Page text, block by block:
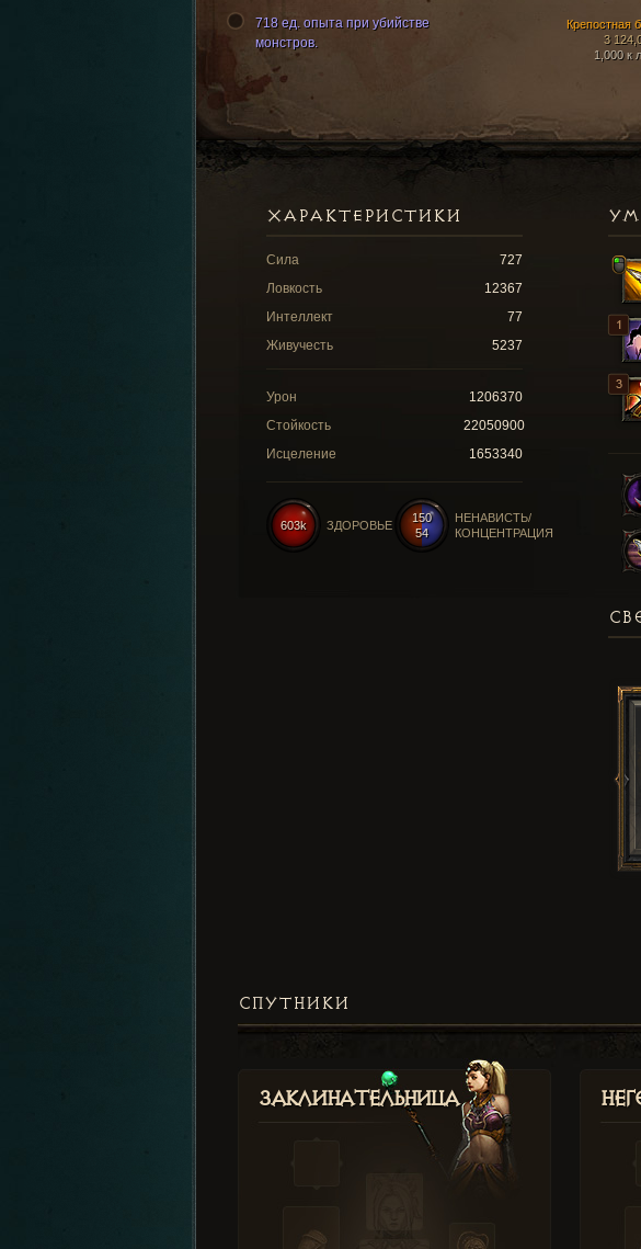
Крепостная
3
1,000 к
718 ед. опыта при убийстве
монстров.
ХАРАКТЕРИСТИКИ
Сила
727
Ловкость
12367
Интеллект
77
Живучесть
5237
Урон
1206370
Стойкость
22050900
Исцеление
1653340
150
54
НЕНАВИСТЬ/
КОНЦЕНТРАЦИЯ
603k ЗДОРОВЬЕ
СПУТНИКИ
Заклинательница